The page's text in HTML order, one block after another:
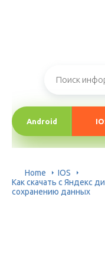
Android
Home
IOS
Как скачать с Яндекс
сохранению данных